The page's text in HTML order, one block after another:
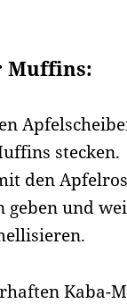
Muffins:
stecken.
den
geben und
Kaba-